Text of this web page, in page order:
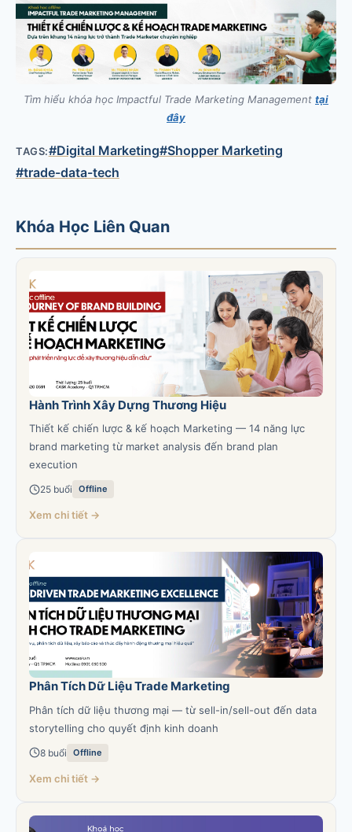
Tìm hiểu khóa học Impactful Trade Marketing Management tại
đây
TAGS:#Digital Marketing#Shopper Marketing
#trade-data-tech
Khóa Học Liên Quan
Hành Trình Xây Dựng Thương Hiệu
Thiết kế chiến lược & kế hoạch Marketing — 14 năng lực
brand marketing từ market analysis đến brand plan
execution
25 buổi Offline
Xem chi tiết →
Phân Tích Dữ Liệu Trade Marketing
Phân tích dữ liệu thương mại — từ sell-in/sell-out đến data
storytelling cho quyết định kinh doanh
8 buổi Offline
Xem chi tiết →